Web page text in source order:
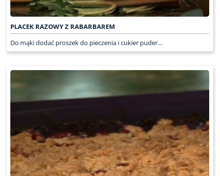
PLACEK RAZOWY Z RABARBAREM
Do mąki dodać proszek do pieczenia i cukier puder...